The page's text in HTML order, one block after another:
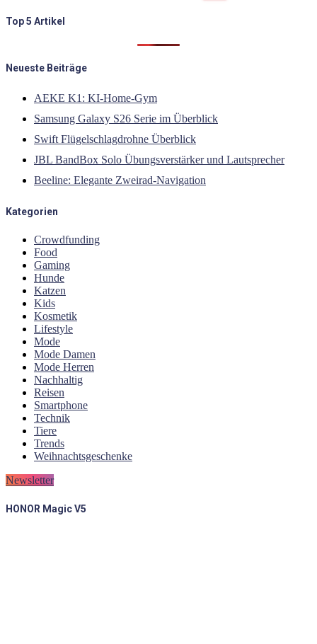
Top 5 Artikel
Neueste Beiträge
AEKE K1: KI-Home-Gym
Samsung Galaxy S26 Serie im Überblick
Swift Flügelschlagdrohne Überblick
JBL BandBox Solo Übungsverstärker und Lautsprecher
Beeline: Elegante Zweirad-Navigation
Kategorien
Crowdfunding
Food
Gaming
Hunde
Katzen
Kids
Kosmetik
Lifestyle
Mode
Mode Damen
Mode Herren
Nachhaltig
Reisen
Smartphone
Technik
Tiere
Trends
Weihnachtsgeschenke
Newsletter
HONOR Magic V5